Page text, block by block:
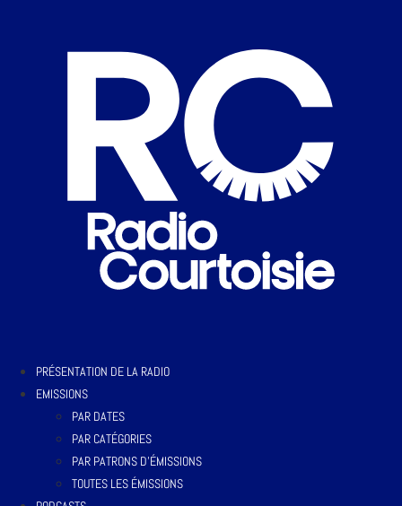
PRÉSENTATION DE LA RADIO
EMISSIONS
PAR DATES
PAR CATÉGORIES
PAR PATRONS D’ÉMISSIONS
TOUTES LES ÉMISSIONS